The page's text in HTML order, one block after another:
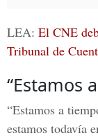
LEA: El CNE
Tribunal de
“Estamos
“Estamos a
estamos todavía